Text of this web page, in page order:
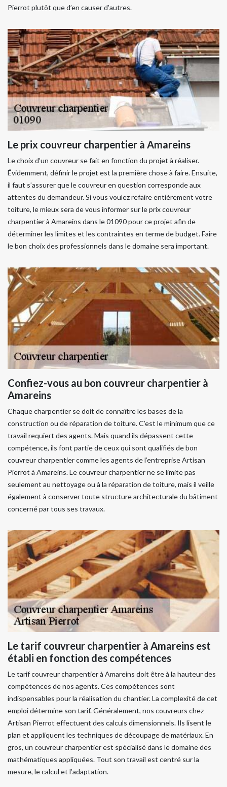
Pierrot plutôt que d’en causer d’autres.
Le prix couvreur charpentier à Amareins
Le choix d’un couvreur se fait en fonction du projet à réaliser.
Évidemment, définir le projet est la première chose à faire. Ensuite,
il faut s’assurer que le couvreur en question corresponde aux
attentes du demandeur. Si vous voulez refaire entièrement votre
toiture, le mieux sera de vous informer sur le prix couvreur
charpentier à Amareins dans le 01090 pour ce projet afin de
déterminer les limites et les contraintes en terme de budget. Faire
le bon choix des professionnels dans le domaine sera important.
Confiez-vous au bon couvreur charpentier à
Amareins
Chaque charpentier se doit de connaître les bases de la
construction ou de réparation de toiture. C’est le minimum que ce
travail requiert des agents. Mais quand ils dépassent cette
compétence, ils font partie de ceux qui sont qualifiés de bon
couvreur charpentier comme les agents de l’entreprise Artisan
Pierrot à Amareins. Le couvreur charpentier ne se limite pas
seulement au nettoyage ou à la réparation de toiture, mais il veille
également à conserver toute structure architecturale du bâtiment
concerné par tous ses travaux.
Le tarif couvreur charpentier à Amareins est
établi en fonction des compétences
Le tarif couvreur charpentier à Amareins doit être à la hauteur des
compétences de nos agents. Ces compétences sont
indispensables pour la réalisation du chantier. La complexité de cet
emploi détermine son tarif. Généralement, nos couvreurs chez
Artisan Pierrot effectuent des calculs dimensionnels. Ils lisent le
plan et appliquent les techniques de découpage de matériaux. En
gros, un couvreur charpentier est spécialisé dans le domaine des
mathématiques appliquées. Tout son travail est centré sur la
mesure, le calcul et l’adaptation.